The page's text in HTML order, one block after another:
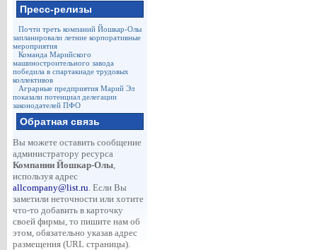
Пресс-релизы
Почти треть компаний Йошкар-Олы
запланировали летние корпоративные
мероприятия
Команда Марийского
машиностроительного завода
победила в спартакиаде трудовых
коллективов
Аграрные предприятия Марий Эл
показали потенциал делегации
законодателей ПФО
Обратная связь
Вы можете оставить сообщение
администратору ресурса
Компании Йошкар-Олы,
используя адрес
allcompany@list.ru. Если Вы
заметили неточности или хотите
что-то добавить в карточку
своей фирмы, то пишите нам об
этом, обязательно указав адрес
размещения (URL страницы).